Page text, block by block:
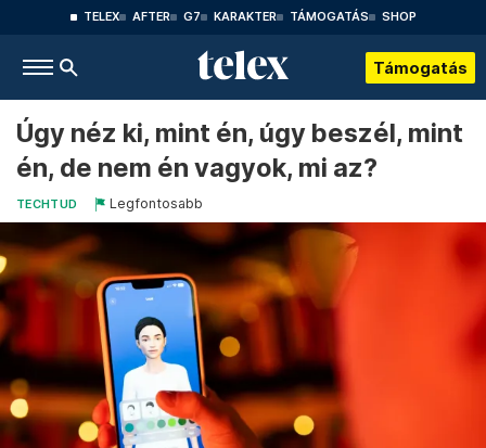
TELEX AFTER G7 KARAKTER TÁMOGATÁS SHOP
Támogatás
Úgy néz ki, mint én, úgy beszél, mint
én, de nem én vagyok, mi az?
TECHTUD Legfontosabb